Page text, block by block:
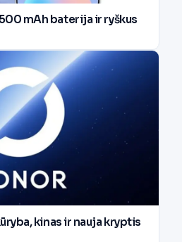
mAh baterija ir ryškus
kinas ir nauja kryptis